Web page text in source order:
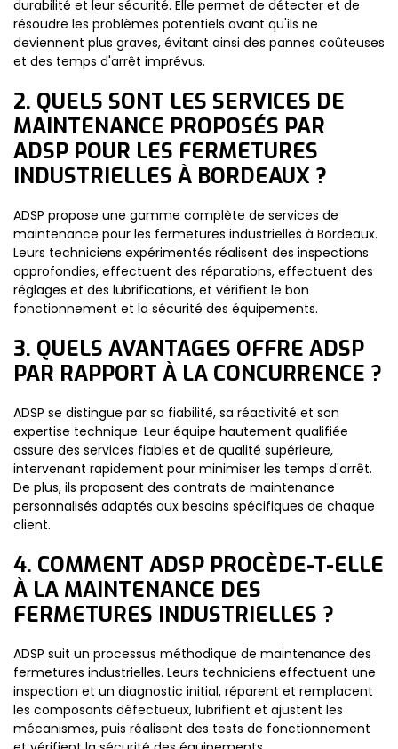
durabilité et leur sécurité. Elle permet de détecter et de
résoudre les problèmes potentiels avant qu'ils ne
deviennent plus graves, évitant ainsi des pannes coûteuses
et des temps d'arrêt imprévus.
2. QUELS SONT LES SERVICES DE
MAINTENANCE PROPOSÉS PAR
ADSP POUR LES FERMETURES
INDUSTRIELLES À BORDEAUX ?
ADSP propose une gamme complète de services de
maintenance pour les fermetures industrielles à Bordeaux.
Leurs techniciens expérimentés réalisent des inspections
approfondies, effectuent des réparations, effectuent des
réglages et des lubrifications, et vérifient le bon
fonctionnement et la sécurité des équipements.
3. QUELS AVANTAGES OFFRE ADSP
PAR RAPPORT À LA CONCURRENCE ?
ADSP se distingue par sa fiabilité, sa réactivité et son
expertise technique. Leur équipe hautement qualifiée
assure des services fiables et de qualité supérieure,
intervenant rapidement pour minimiser les temps d'arrêt.
De plus, ils proposent des contrats de maintenance
personnalisés adaptés aux besoins spécifiques de chaque
client.
4. COMMENT ADSP PROCÈDE-T-ELLE
À LA MAINTENANCE DES
FERMETURES INDUSTRIELLES ?
ADSP suit un processus méthodique de maintenance des
fermetures industrielles. Leurs techniciens effectuent une
inspection et un diagnostic initial, réparent et remplacent
les composants défectueux, lubrifient et ajustent les
mécanismes, puis réalisent des tests de fonctionnement